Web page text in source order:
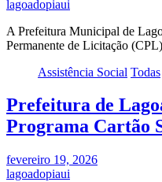
lagoadopiaui
A Prefeitura Municipal de
Permanente de Licitação
Assistência Social Todas
Prefeitura de
Programa Cartão
fevereiro 19, 2026
lagoadopiaui